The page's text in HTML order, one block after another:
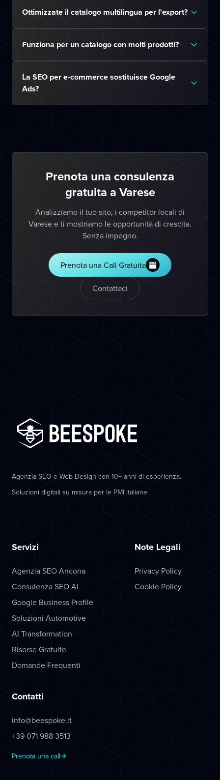
Ottimizzate il catalogo multilingua per l'export?
Funziona per un catalogo con molti prodotti?
La SEO per e-commerce sostituisce Google
Ads?
Prenota una consulenza
gratuita a Varese
Analizziamo il tuo sito, i competitor locali di
Varese e ti mostriamo le opportunità di crescita.
Senza impegno.
Prenota una Call Gratuita
Contattaci
Agenzia SEO e Web Design con 10+ anni di esperienza.
Soluzioni digitali su misura per le PMI italiane.
Servizi
Agenzia SEO Ancona
Consulenza SEO AI
Google Business Profile
Soluzioni Automotive
AI Transformation
Risorse Gratuite
Domande Frequenti
Note Legali
Privacy Policy
Cookie Policy
Contatti
info@beespoke.it
+39 071 988 3513
Prenota una call